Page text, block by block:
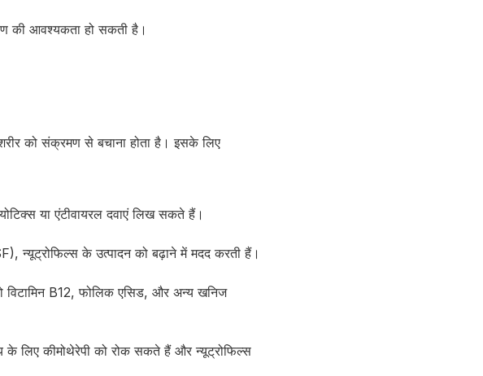
की आवश्यकता हो सकती है।
को संक्रमण से बचाना होता है। इसके लिए
या एंटीवायरल दवाएं लिख सकते हैं।
के उत्पादन को बढ़ाने में मदद करती हैं।
विटामिन B12, फोलिक एसिड, और अन्य खनिज
के लिए कीमोथेरेपी को रोक सकते हैं और न्यूट्रोफिल्स